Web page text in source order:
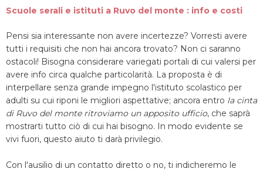
Scuole serali e istituti a Ruvo del monte : info e costi
Pensi sia interessante non avere incertezze? Vorresti avere
tutti i requisiti che non hai ancora trovato? Non ci saranno
ostacoli! Bisogna considerare variegati portali di cui valersi per
avere info circa qualche particolarità. La proposta è di
interpellare senza grande impegno l'istituto scolastico per
adulti su cui riponi le migliori aspettative; ancora entro la cinta
di Ruvo del monte ritroviamo un apposito ufficio, che saprà
mostrarti tutto ciò di cui hai bisogno. In modo evidente se
vivi fuori, questo aiuto ti darà privilegio.
Con l'ausilio di un contatto diretto o no, ti indicheremo le